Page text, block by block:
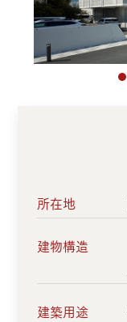
所在地
建物構造
建築用途